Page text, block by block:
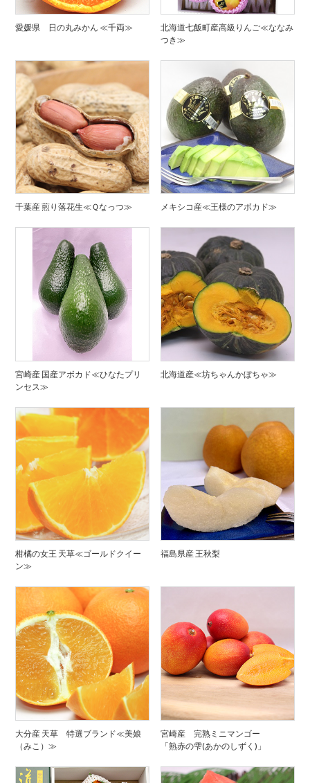
愛媛県 日の丸みかん ≪千両≫
北海道七飯町産高級りんご≪ななみ
つき≫
千葉産 煎り落花生≪Ｑなっつ≫ メキシコ産≪王様のアボカド≫
宮崎産 国産アボカド≪ひなたプリ
ンセス≫
北海道産≪坊ちゃんかぼちゃ≫
柑橘の女王 天草≪ゴールドクイー
ン≫
福島県産 王秋梨
大分産 天草 特選ブランド≪美娘
（みこ）≫
宮崎産 完熟ミニマンゴー
「熟赤の雫(あかのしずく)」